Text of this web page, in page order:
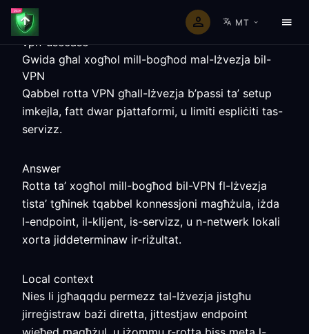
MT
vpn-usecase
Gwida għal xogħol mill-bogħod mal-Iżvezja bil-
VPN
Qabbel rotta VPN għall-Iżvezja b’passi ta’ setup
imkejla, fatt dwar pjattaformi, u limiti espliċiti tas-
servizz.
Answer
Rotta ta’ xogħol mill-bogħod bil-VPN fl-Iżvezja
tista’ tgħinek tqabbel konnessjoni magħżula, iżda
l-endpoint, il-klijent, is-servizz, u n-netwerk lokali
xorta jiddeterminaw ir-riżultat.
Local context
Nies li jgħaqqdu permezz tal-Iżvezja jistgħu
jirreġistraw bażi diretta, jittestjaw endpoint